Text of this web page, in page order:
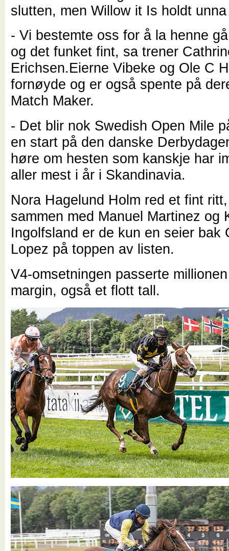
slutten, men Willow it Is holdt
- Vi bestemte oss for å la henne
og det funket fint, sa trener
Erichsen.Eierne Vibeke og Ole C
fornøyde og er også spente på
Match Maker.
- Det blir nok Swedish Open Mile
en start på den danske
høre om hesten som kanskje har
aller mest i år i Skandinavia.
Nora Hagelund Holm red et fint
sammen med Manuel Martinez og
Ingolfsland er de kun en seier bak
Lopez på toppen av listen.
V4-omsetningen passerte
margin, også et flott tall.